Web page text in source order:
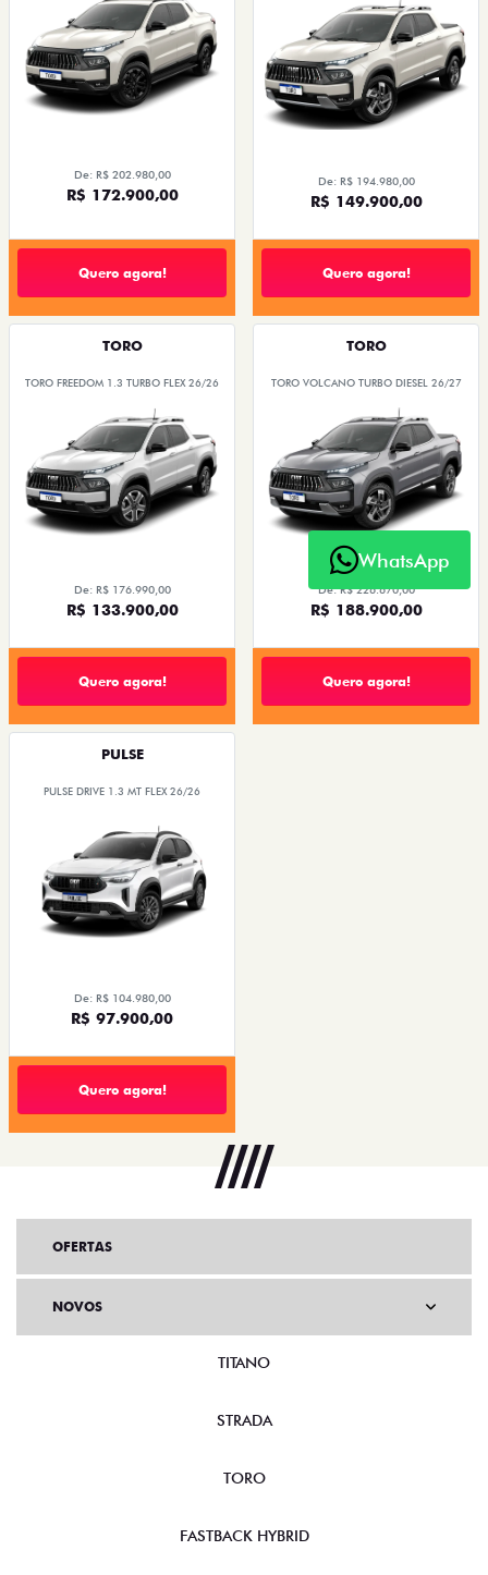
De: R$ 202.980,00
R$ 172.900,00
Quero agora!
De: R$ 194.980,00
R$ 149.900,00
Quero agora!
TORO
TORO FREEDOM 1.3 TURBO FLEX 26/26
De: R$ 176.990,00
R$ 133.900,00
Quero agora!
TORO
TORO VOLCANO TURBO DIESEL 26/27
De: R$ 226.670,00
R$ 188.900,00
Quero agora!
PULSE
PULSE DRIVE 1.3 MT FLEX 26/26
De: R$ 104.980,00
R$ 97.900,00
Quero agora!
WhatsApp
OFERTAS
NOVOS
TITANO
STRADA
TORO
FASTBACK HYBRID